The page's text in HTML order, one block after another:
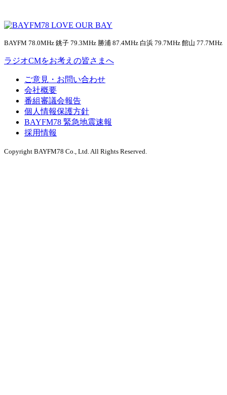
BAYFM 78.0MHz 銚子 79.3MHz 勝浦 87.4MHz 白浜 79.7MHz 館山 77.7MHz
ラジオCMをお考えの皆さまへ
ご意見・お問い合わせ
会社概要
番組審議会報告
個人情報保護方針
BAYFM78 緊急地震速報
採用情報
Copyright BAYFM78 Co., Ltd. All Rights Reserved.